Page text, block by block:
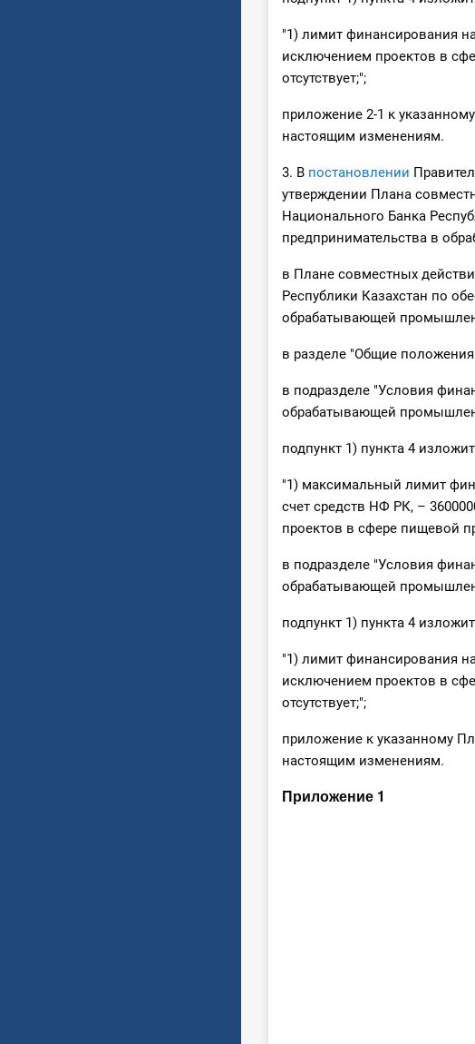
"1) лимит финансирования
исключением проектов в
отсутствует;";
приложение 2-1 к
настоящим изменениям.
3. В постановлении
утверждении Плана
Национального Банка
предпринимательства в
в Плане совместных
Республики Казахстан по
обрабатывающей
в разделе "Общие
в подразделе "Условия
обрабатывающей
подпункт 1) пункта 4
"1) максимальный лимит
счет средств НФ РК, –
проектов в сфере пищевой
в подразделе "Условия
обрабатывающей
подпункт 1) пункта 4
"1) лимит финансирования
исключением проектов в
отсутствует;";
приложение к указанному
настоящим изменениям.
Приложение 1